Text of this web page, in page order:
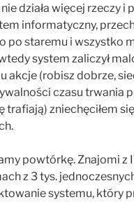
nie działa więcej rzeczy i
informatyczny,
po staremu i wszystko
system zaliczył
akcje (robisz dobrze,
czasu trwania
trafiają) zniechęciłem
powtórkę. Znajomi z
z 3 tys.
systemu, który